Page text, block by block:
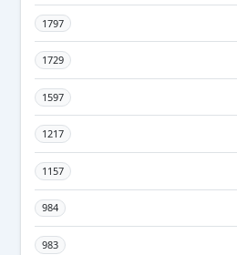
1797
1729
1597
1217
1157
984
983